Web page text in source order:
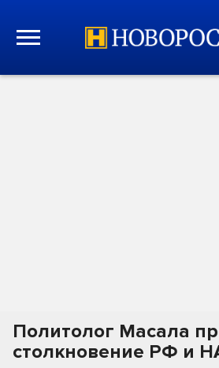
Политолог Масала
столкновение РФ и